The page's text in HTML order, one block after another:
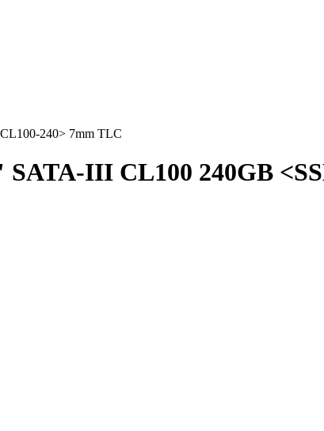
240> 7mm TLC
III CL100 240GB